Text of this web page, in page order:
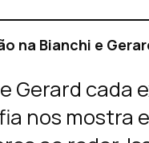
na Bianchi e
Gerard
nos mostra